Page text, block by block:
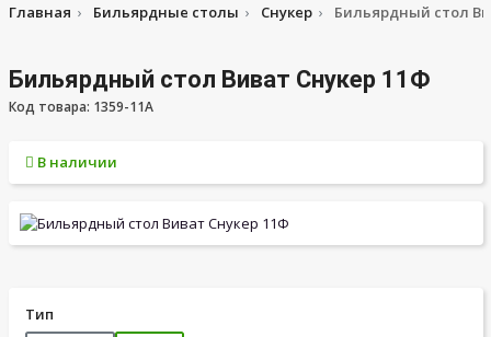
Главная Бильярдные столы Снукер Бильярдный стол
Бильярдный стол Виват Снукер 11Ф
Код товара: 1359-11A
В наличии
Тип